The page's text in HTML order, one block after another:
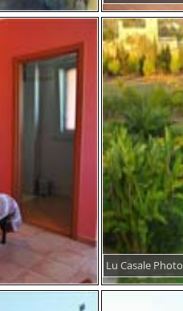
Lu Casale Photo